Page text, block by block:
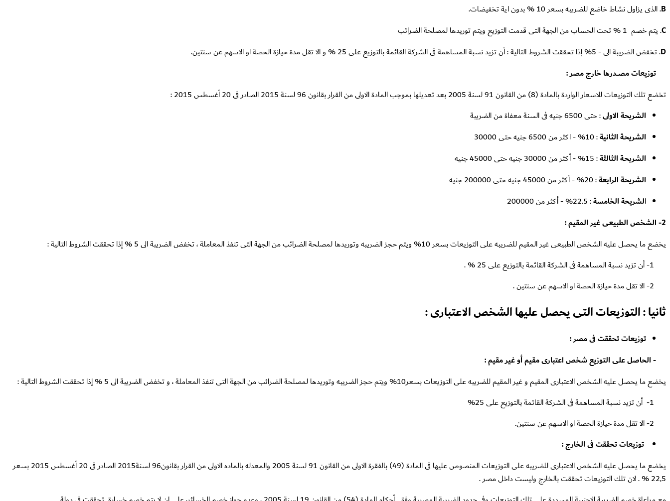
B. الذى يزاول نشاط خاضع للضريبه بسعر 10 % بدون اية تخفيضات.
C. يتم خصم 1 % تحت الحساب من الجهة التى قدمت التوزيع ويتم توريدها لمصلحة الضرائب
D. تخفض الضريبة الى - 5% إذا تحققت الشروط التالية : أن تزيد نسبة المساهمة فى الشركة القائمة بالتوزيع على 25 % و الا تقل مدة حيازة الحصة او الاسهم عن سنتين.
توزيعات مصـــدرها خارج مصر :
تخضع تلك التوزيعات للاسعار الواردة بالمادة (8) من القانون 91 لسنة 2005 بعد تعديلها بموجب المادة الاولى من القرار بقانون 96 لسنة 2015 الصادر فى 20 أغسطس 2015 :
الشريحة الاولى: حتى 6500 جنيه فى السنة معفاة من الضريبة
الشريحـة الثانية: 10% - اكثر من 6500 جنيه حتى 30000
الشريحـة الثالثة: 15% - أكثر من 30000 جنيه حتى 45000 جنيه
الشريحة الرابعة: 20% - أكثر من 45000 جنيه حتى 200000 جنيه
الشريحة الخامسة: 22.5% - أكثر من 200000
2- الشخص الطبيعى غير المقيم :
يخضع ما يحصل عليه الشخص الطبيعى غير المقيم للضريبه على التوزيعات بسعر 10% ويتم حجز الضريبه وتوريدها لمصلحة الضرائب من الجهة التى تنفذ المعاملة ، تخفض الضريبة الى 5 % إذا تحققت الشروط التالية :
ثانيا : التوزيعات التى يحصل عليها الشخص الاعتبارى :
توزيعات تحققت فى مصر :
- الحاصل على التوزيع شخص اعتبارى مقيم أو غير مقيم :
يخضع ما يحصل عليه الشخص الاعتبارى المقيم و غير المقيم للضريبه على التوزيعات بسعر10% ويتم حجز الضريبه وتوريدها لمصلحة الضرائب من الجهة التى تنفذ المعاملة ، و تخفض الضريبة الى 5 % إذا تحققت الشروط التالية :
توزيعات تحققت فى الخارج :
يخضع ما يحصل عليه الشخص الاعتبارى للضريبه على التوزيعات المنصوص عليها فى المادة (49) بالفقرة الاولى من القانون 91 لسنة 2005 والمعدله بالماده الاولى من القرار بقانون96 لسنة2015 الصادر فى 20 أغسطس 2015 بسعر
22,5 % . لان تلك التوزيعات تحققت بالخارج وليست داخل مصر .